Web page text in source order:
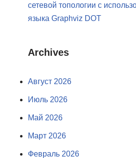
сетевой топологии с
языка Graphviz DOT
Archives
Август 2026
Июль 2026
Май 2026
Март 2026
Февраль 2026